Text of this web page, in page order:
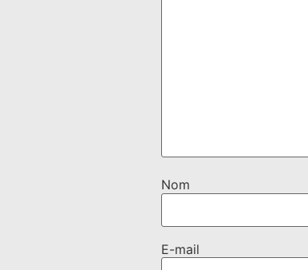
Nom
E-mail